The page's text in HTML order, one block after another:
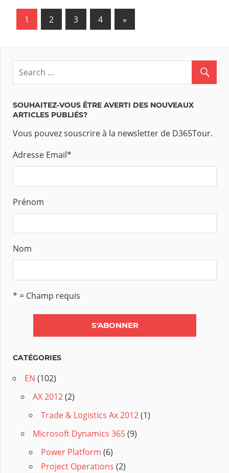
Navigation
des
articles
1 2 3 4
Next
Posts
»
SOUHAITEZ-VOUS ÊTRE AVERTI DES NOUVEAUX
ARTICLES PUBLIÉS?
Vous pouvez souscrire à la newsletter de D365Tour.
Adresse Email*
Prénom
Nom
* = Champ requis
CATÉGORIES
EN (102)
AX 2012(2)
Trade & Logistics Ax 2012(1)
Microsoft Dynamics 365(9)
Power Platform (6)
Project Operations (2)